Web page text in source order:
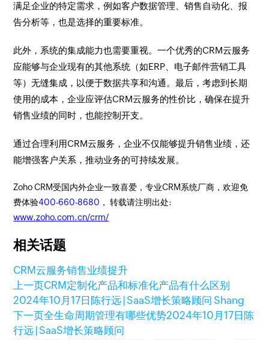
满足企业的特定需求，例如客户数据管理、销售自动化、报
告分析等，也是选择的重要标准。
此外，系统的集成能力也需要重视。一个优秀的CRM云服务
应能够与企业现有的其他系统（如ERP、电子邮件营销工具
等）无缝集成，以便于数据共享和沟通。最后，考虑到长期
使用的成本，企业应评估CRM云服务的性价比，确保在提升
销售业绩的同时，也能控制开支。
通过合理利用CRM云服务，企业不仅能够提升销售业绩，还
能增强客户关系，推动业务的可持续发展。
Zoho CRM受国内外企业一致喜爱，专业CRM系统厂商，欢迎免
费体验400-660-8680 ， 转载请注明出处:
www.zoho.com.cn/crm/
相关话题
CRM云服务销售业绩提升
上一页CRM定制化产品和标准化产品有什么区别
2024年10月17日 陈行远 | SaaS增长策略顾问 Shang
下一页全生命周期管理有哪些优势2024年10月17日 陈
行远 | SaaS增长策略顾问